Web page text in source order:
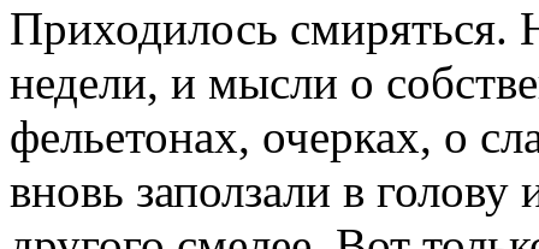
Приходилось
недели, и мысли о
фельетонах, очерках, о
вновь заползали в